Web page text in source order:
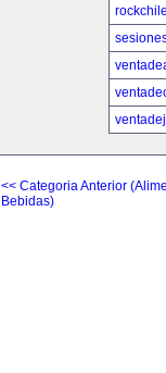
<< Categoria Anterior
Bebidas)